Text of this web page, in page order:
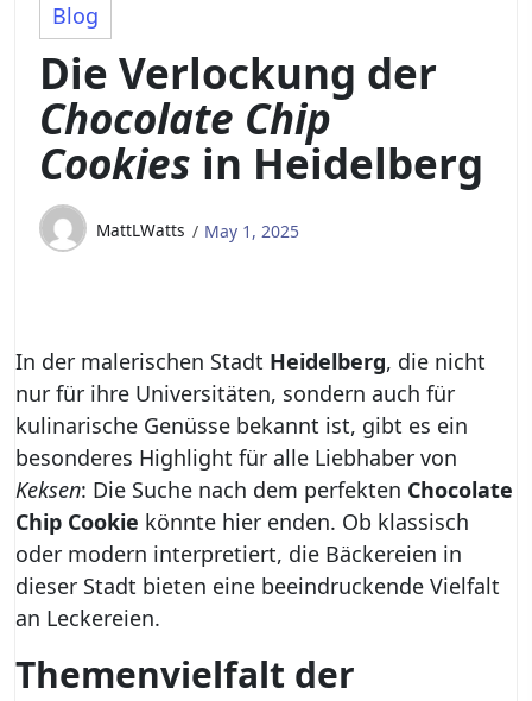
Blog
Die Verlockung der
Chocolate Chip
Cookies in Heidelberg
MattLWatts May 1, 2025
In der malerischen Stadt Heidelberg, die nicht
nur für ihre Universitäten, sondern auch für
kulinarische Genüsse bekannt ist, gibt es ein
besonderes Highlight für alle Liebhaber von
Keksen: Die Suche nach dem perfekten Chocolate
Chip Cookie könnte hier enden. Ob klassisch
oder modern interpretiert, die Bäckereien in
dieser Stadt bieten eine beeindruckende Vielfalt
an Leckereien.
Themenvielfalt der